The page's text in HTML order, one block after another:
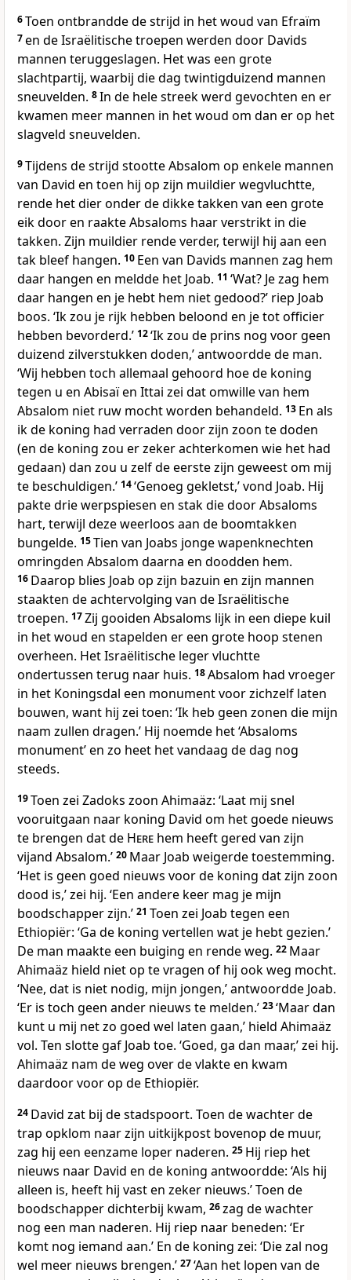
6Toen ontbrandde de strijd in het woud van Efraïm
7en de Israëlitische troepen werden door Davids
mannen teruggeslagen. Het was een grote
slachtpartij, waarbij die dag twintigduizend mannen
sneuvelden. 8In de hele streek werd gevochten en er
kwamen meer mannen in het woud om dan er op het
slagveld sneuvelden.
9Tijdens de strijd stootte Absalom op enkele mannen
van David en toen hij op zijn muildier wegvluchtte,
rende het dier onder de dikke takken van een grote
eik door en raakte Absaloms haar verstrikt in die
takken. Zijn muildier rende verder, terwijl hij aan een
tak bleef hangen. 10 Een van Davids mannen zag hem
daar hangen en meldde het Joab. 11 ‘Wat? Je zag hem
daar hangen en je hebt hem niet gedood?’ riep Joab
boos. ‘Ik zou je rijk hebben beloond en je tot officier
hebben bevorderd.’ 12‘Ik zou de prins nog voor geen
duizend zilverstukken doden,’ antwoordde de man.
‘Wij hebben toch allemaal gehoord hoe de koning
tegen u en Abisaï en Ittai zei dat omwille van hem
Absalom niet ruw mocht worden behandeld. 13 En als
ik de koning had verraden door zijn zoon te doden
(en de koning zou er zeker achterkomen wie het had
gedaan) dan zou u zelf de eerste zijn geweest om mij
te beschuldigen.’ 14‘Genoeg gekletst,’ vond Joab. Hij
pakte drie werpspiesen en stak die door Absaloms
hart, terwijl deze weerloos aan de boomtakken
bungelde. 15Tien van Joabs jonge wapenknechten
omringden Absalom daarna en doodden hem.
16 Daarop blies Joab op zijn bazuin en zijn mannen
staakten de achtervolging van de Israëlitische
troepen. 17Zij gooiden Absaloms lijk in een diepe kuil
in het woud en stapelden er een grote hoop stenen
overheen. Het Israëlitische leger vluchtte
ondertussen terug naar huis. 18Absalom had vroeger
in het Koningsdal een monument voor zichzelf laten
bouwen, want hij zei toen: ‘Ik heb geen zonen die mijn
naam zullen dragen.’ Hij noemde het ‘Absaloms
monument’ en zo heet het vandaag de dag nog
steeds.
19Toen zei Zadoks zoon Ahimaäz: ‘Laat mij snel
vooruitgaan naar koning David om het goede nieuws
te brengen dat de Here hem heeft gered van zijn
vijand Absalom.’ 20 Maar Joab weigerde toestemming.
‘Het is geen goed nieuws voor de koning dat zijn zoon
dood is,’ zei hij. ‘Een andere keer mag je mijn
boodschapper zijn.’ 21 Toen zei Joab tegen een
Ethiopiër: ‘Ga de koning vertellen wat je hebt gezien.’
De man maakte een buiging en rende weg. 22 Maar
Ahimaäz hield niet op te vragen of hij ook weg mocht.
‘Nee, dat is niet nodig, mijn jongen,’ antwoordde Joab.
‘Er is toch geen ander nieuws te melden.’ 23‘Maar dan
kunt u mij net zo goed wel laten gaan,’ hield Ahimaäz
vol. Ten slotte gaf Joab toe. ‘Goed, ga dan maar,’ zei hij.
Ahimaäz nam de weg over de vlakte en kwam
daardoor voor op de Ethiopiër.
24 David zat bij de stadspoort. Toen de wachter de
trap opklom naar zijn uitkijkpost bovenop de muur,
zag hij een eenzame loper naderen. 25 Hij riep het
nieuws naar David en de koning antwoordde: ‘Als hij
alleen is, heeft hij vast en zeker nieuws.’ Toen de
boodschapper dichterbij kwam, 26zag de wachter
nog een man naderen. Hij riep naar beneden: ‘Er
komt nog iemand aan.’ En de koning zei: ‘Die zal nog
wel meer nieuws brengen.’ 27‘Aan het lopen van de